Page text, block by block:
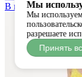
В наличии:S/M
Мы
Мы
разрешаете
Принять